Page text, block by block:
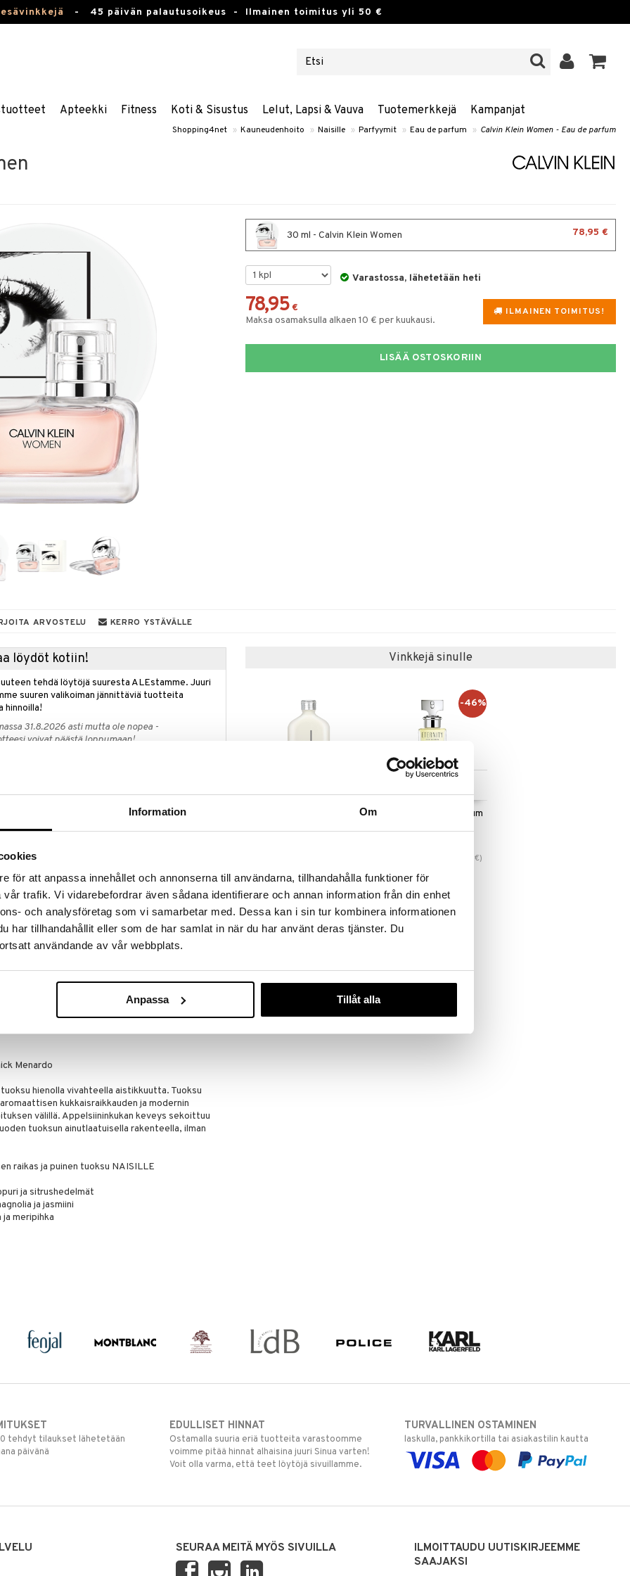
Information Om
för att anpassa innehållet och annonserna till användarna, tillhandahålla funktioner för
trafik. Vi vidarebefordrar även sådana identifierare och annan information från din enhet
och analysföretag som vi samarbetar med. Dessa kan i sin tur kombinera informationen
har tillhandahållit eller som de har samlat in när du har använt deras tjänster. Du
användande av vår webbplats.
Anpassa Tillåt alla
- 45 päivän palautusoikeus - Ilmainen toimitus yli 50 €
Apteekki Fitness Koti & Sisustus Lelut, Lapsi & Vauva Tuotemerkkejä Kampanjat
Shopping4net » Kauneudenhoito » Naisille » Parfyymit » Eau de parfum » Calvin Klein Women - Eau de parfum
30 ml - Calvin Klein Women 78,95 €
Varastossa, lähetetään heti
ILMAINEN TOIMITUS!
78,95 €
Maksa osamaksulla alkaen 10 € per kuukausi.
LISÄÄ OSTOSKORIIN
ARVOSTELU KERRO YSTÄVÄLLE
löydöt kotiin!
tehdä löytöjä suuresta ALEstamme. Juuri
suuren valikoiman jännittäviä tuotteita
hinnoilla!
31.8.2026 asti mutta ole nopea -
voivat päästä loppumaan!
Kleinilta
tuoksu Calvin Kleinilta ja saat kivan vesipullo
niin kauan kuin tuotteita riittää.
löytöä? Outletistamme löydät runsaasti
tilaisuus tehdä löytöjä, kun
Menardo
hienolla vivahteella aistikkuutta. Tuoksu
kukkaisraikkauden ja modernin
välillä. Appelsiininkukan keveys sekoittuu
tuoksun ainutlaatuisella rakenteella, ilman
raikas ja puinen tuoksu NAISILLE
ja sitrushedelmät
ja jasmiini
meripihka
Vinkkejä sinulle
vaihtoehtona
CK One - Eau de toilette
Saatavana useana
vaihtoehtona
Eternity - Eau de parfum
€)
-46%
tehdyt tilaukset lähetetään
päivänä
EDULLISET HINNAT
Ostamalla suuria eriä tuotteita varastoomme
voimme pitää hinnat alhaisina juuri Sinua varten!
Voit olla varma, että teet löytöjä sivuillamme.
TURVALLINEN OSTAMINEN
laskulla, pankkikortilla tai asiakastilin kautta
SEURAA MEITÄ MYÖS SIVUILLA
ILMOITTAUDU UUTISKIRJEEMME
SAAJAKSI